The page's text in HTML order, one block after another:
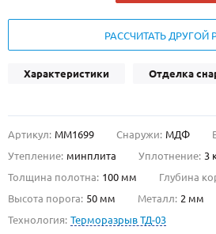
О НАС
РАССЧИТАТЬ ДРУГОЙ
Характеристики Отделка
Артикул: ММ1699 Снаружи: МДФ
Утепление: минплита Уплотнение: 3
Толщина полотна: 100 мм Глубина
Высота порога: 50 мм Металл: 2 мм
Технология: Терморазрыв ТД-03